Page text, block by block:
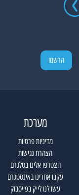
מערכת
מדיניות פרטיות
הצהרת נגישות
הצטרפו אלינו בטלגרם
עקבו אחרינו באינסטגרם
עשו לנו לייק בפייסבוק